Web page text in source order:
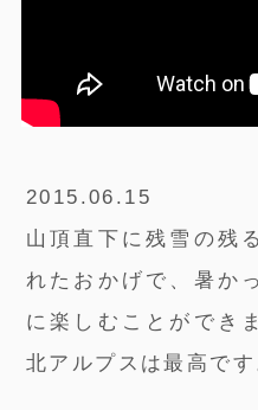
2015.06.15
山頂直下に残雪の残
れたおかげで、暑か
に楽しむことができ
北アルプスは最高です